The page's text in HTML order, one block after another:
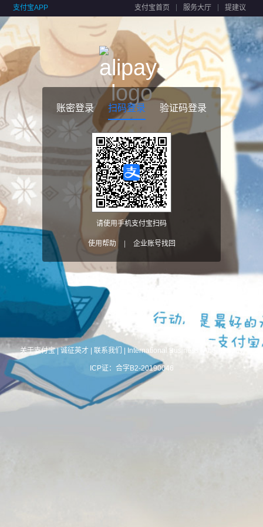
支付宝APP 支付宝首页 服务大厅 提建议
账密登录 扫码登录 验证码登录
请使用手机支付宝扫码
使用帮助 企业账号找回
关于支付宝|诚征英才 联系我们 International Business About Alipay
ICP证：合字B2-20190046